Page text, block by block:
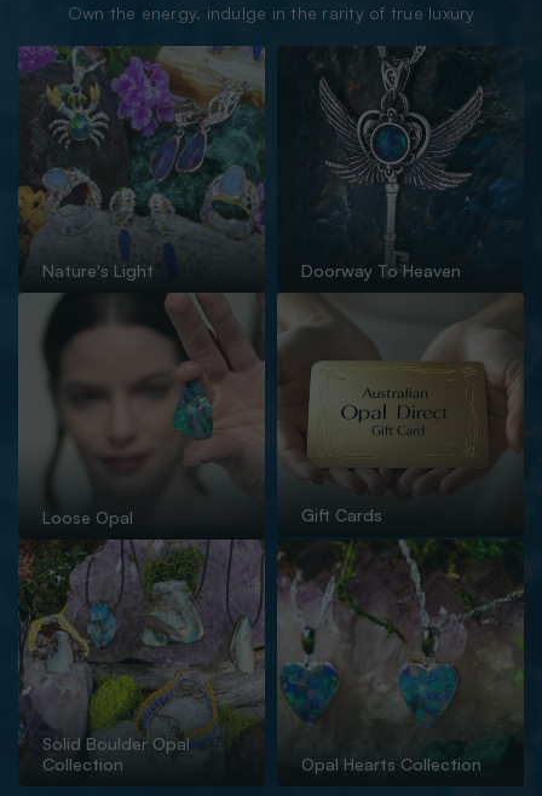
Own the energy. indulge in the rarity of true luxury
Nature's Light Doorway To Heaven
Loose Opal Gift Cards
Solid Boulder Opal
Collection
Opal Hearts Collection